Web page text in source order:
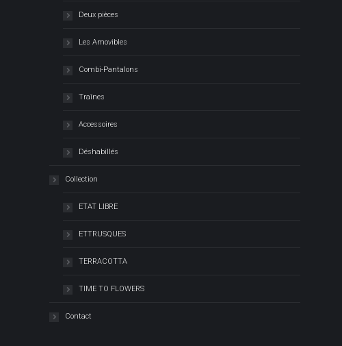
Deux pièces
Les Amovibles
Combi-Pantalons
Traînes
Accessoires
Déshabillés
Collection
ETAT LIBRE
ETTRUSQUES
TERRACOTTA
TIME TO FLOWERS
Contact